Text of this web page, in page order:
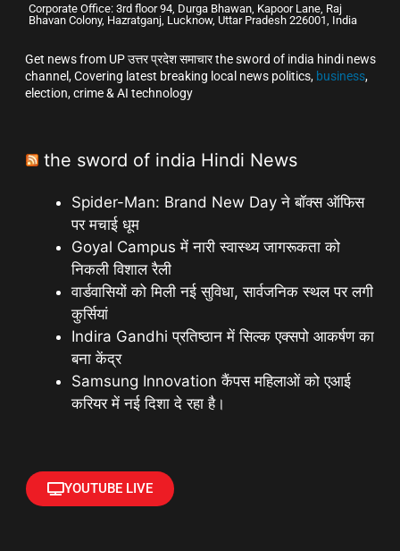
Corporate Office: 3rd floor 94, Durga Bhawan, Kapoor Lane, Raj
Bhavan Colony, Hazratganj, Lucknow, Uttar Pradesh 226001, India
Get news from UP उत्तर प्रदेश समाचार the sword of india hindi news
channel, Covering latest breaking local news politics, business,
election, crime & AI technology
the sword of india Hindi News
Spider-Man: Brand New Day ने बॉक्स ऑफिस
पर मचाई धूम
Goyal Campus में नारी स्वास्थ्य जागरूकता को
निकली विशाल रैली
वार्डवासियों को मिली नई सुविधा, सार्वजनिक स्थल पर लगी
कुर्सियां
Indira Gandhi प्रतिष्ठान में सिल्क एक्सपो आकर्षण का
बना केंद्र
Samsung Innovation कैंपस महिलाओं को एआई
करियर में नई दिशा दे रहा है।
YOUTUBE LIVE